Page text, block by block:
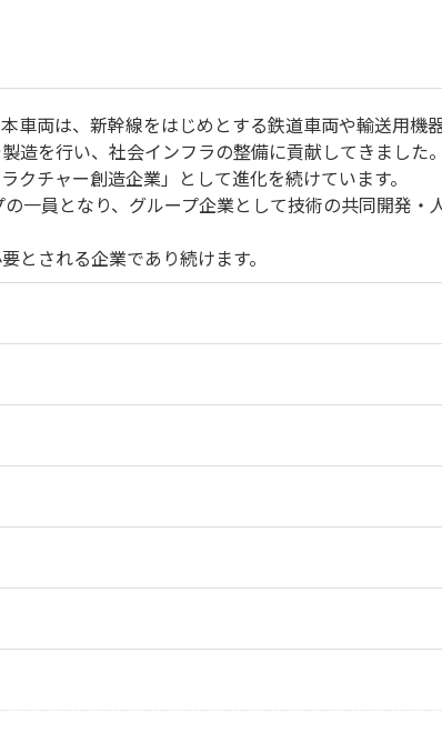
車両は、新幹線をはじめとする鉄道車両や輸送用機
造を行い、社会インフラの整備に貢献してきました
クチャー創造企業」として進化を続けています。
一員となり、グループ企業として技術の共同開発
とされる企業であり続けます。